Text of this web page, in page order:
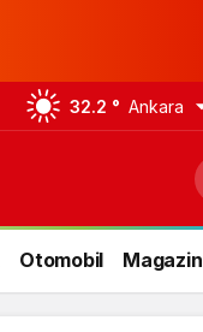
32.2 ° Ankara
Otomobil Magazin